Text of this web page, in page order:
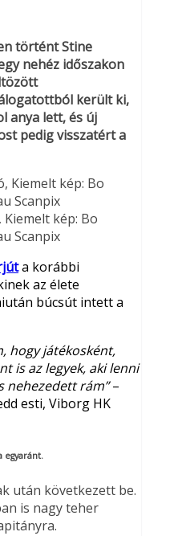
történt Stine
nehéz időszakon
került ki,
anya lett, és új
pedig visszatért a
kép: Bo
Scanpix
a korábbi
az élete
búcsút intett a
hogy játékosként,
is az legyek, aki lenni
nehezedett rám”–
esti, Viborg HK
egyaránt.
után következett be.
is nagy teher